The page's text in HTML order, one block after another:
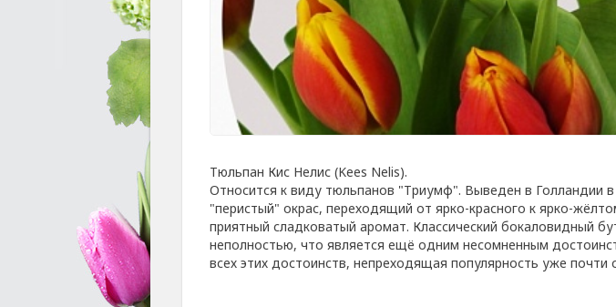
Тюльпан Кис Нелис (Kees Nelis).
Относится к виду тюльпанов "Триумф". Выведен в Голландии
"перистый" окрас, переходящий от ярко-красного к ярко-
приятный сладковатый аромат. Классический бокаловидный
неполностью, что является ещё одним несомненным
всех этих достоинств, непреходящая популярность уже почти